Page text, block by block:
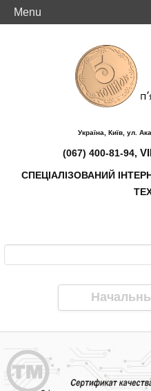
Україна, Київ, ул.
(067) 400-81-94,
СПЕЦІАЛІЗОВАНИЙ
Menu